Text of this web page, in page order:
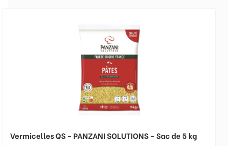
Vermicelles QS - PANZANI SOLUTIONS - Sac de 5 kg